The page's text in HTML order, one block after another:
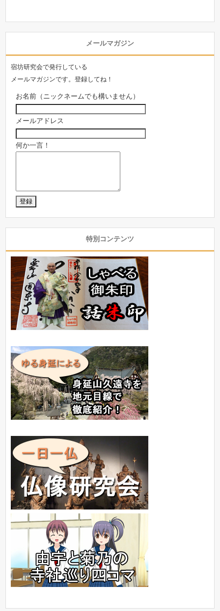
メールマガジン
宿坊研究会で発行している
メールマガジンです。登録してね！
お名前（ニックネームでも構いません）
メールアドレス
何か一言！
特別コンテンツ